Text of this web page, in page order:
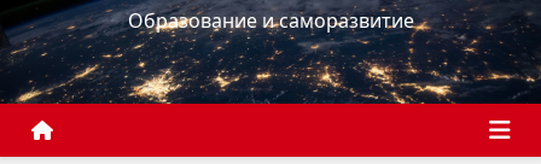
с
о
д
Образование и саморазвитие